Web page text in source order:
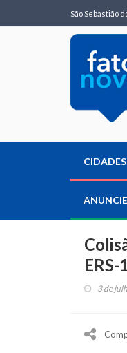
São Sebastião
CIDADES
ANUNCIE
3 de